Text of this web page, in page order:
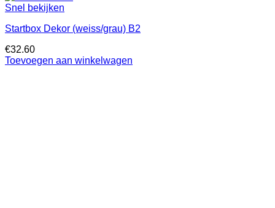
Snel bekijken
Startbox Dekor (weiss/grau) B2
€32.60
Toevoegen aan winkelwagen